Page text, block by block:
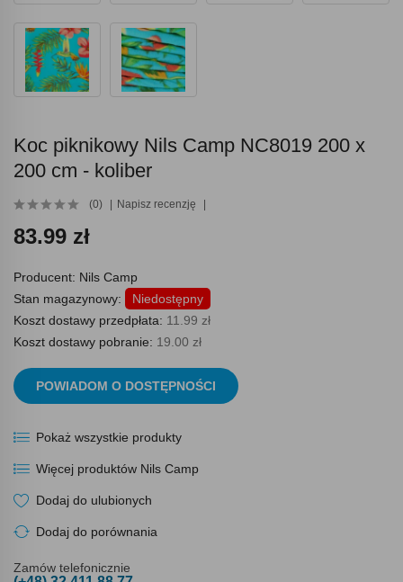
Koc piknikowy Nils Camp NC8019 200 x
200 cm - koliber
(0) Napisz recenzję
83.99 zł
Producent: Nils Camp
Stan magazynowy:
Niedostępny
Koszt dostawy przedpłata: 11.99 zł
Koszt dostawy pobranie: 19.00 zł
POWIADOM O DOSTĘPNOŚCI
Pokaż wszystkie produkty
Więcej produktów Nils Camp
Dodaj do ulubionych
Dodaj do porównania
Zamów telefonicznie